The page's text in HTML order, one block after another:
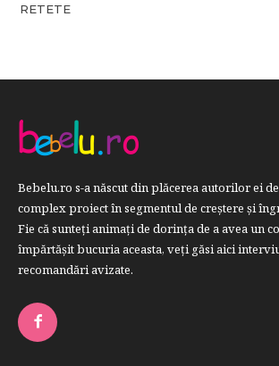
RETETE
Bebelu.ro s-a născut din plăcerea autorilor ei
complex proiect în segmentul de creştere şi
Fie că sunteţi animaţi de dorinţa de a avea un
împărtăşit bucuria aceasta, veți găsi aici
recomandări avizate.